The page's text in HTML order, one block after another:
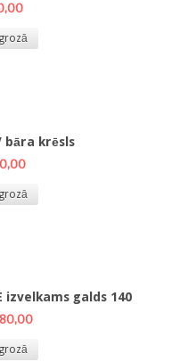
bāra krēsls
izvelkams galds 140